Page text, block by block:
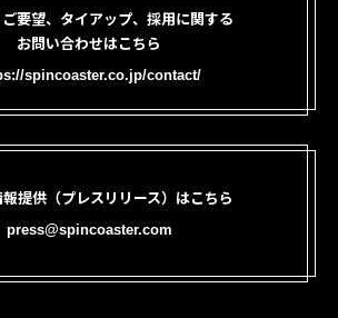
ご要望、タイアップ、採用に関する
お問い合わせはこちら
spincoaster.co.jp/contact/
提供（プレスリリース）はこちら
press@spincoaster.com